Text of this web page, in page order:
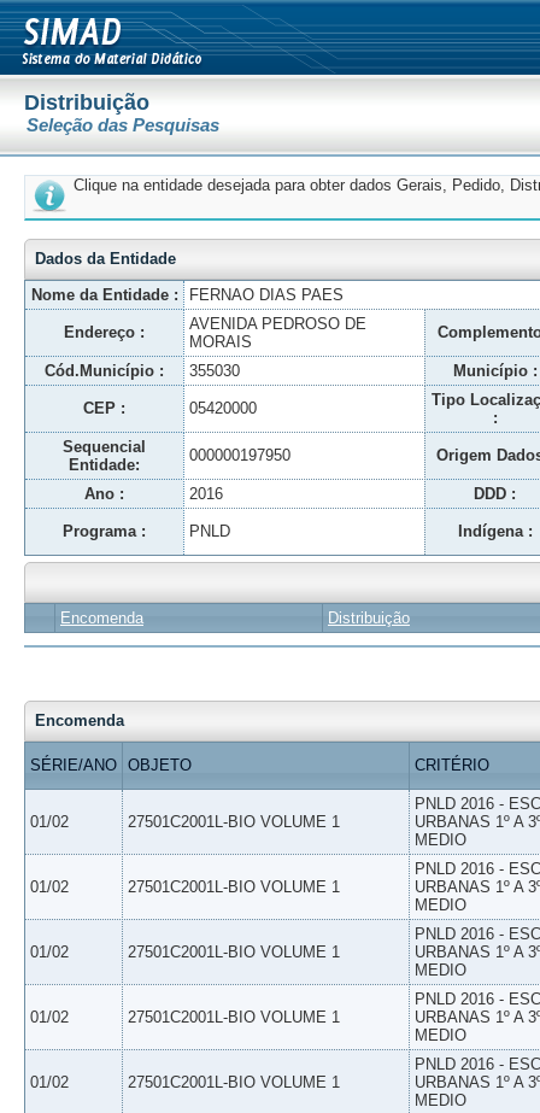
Distribuição
Seleção das Pesquisas
Clique na entidade desejada para obter dados Gerais, Pedido,
Dados da Entidade
Nome da Entidade :
FERNAO DIAS PAES
Endereço :
AVENIDA PEDROSO DE
MORAIS
Cód.Município : 355030 Município :
CEP : 05420000
Tipo
:
Sequencial
Entidade:
000000197950 Origem
Ano : 2016 DDD :
Programa : PNLD Indígena :
Encomenda Distribuição
Encomenda
SÉRIE/ANO OBJETO CRITÉRIO
01/02 27501C2001L-BIO VOLUME 1
PNLD 2016 -
URBANAS 1º A
MEDIO
01/02 27501C2001L-BIO VOLUME 1
PNLD 2016 -
URBANAS 1º A
MEDIO
01/02 27501C2001L-BIO VOLUME 1
PNLD 2016 -
URBANAS 1º A
MEDIO
01/02 27501C2001L-BIO VOLUME 1
PNLD 2016 -
URBANAS 1º A
MEDIO
01/02 27501C2001L-BIO VOLUME 1
PNLD 2016 -
URBANAS 1º A
MEDIO